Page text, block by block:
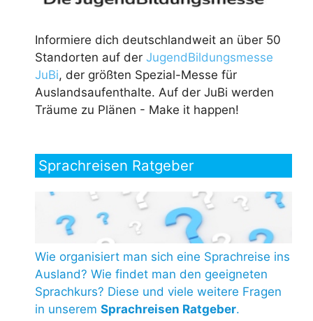
Informiere dich deutschlandweit an über 50
Standorten auf der JugendBildungsmesse
JuBi, der größten Spezial-Messe für
Auslandsaufenthalte. Auf der JuBi werden
Träume zu Plänen - Make it happen!
Sprachreisen Ratgeber
Wie organisiert man sich eine Sprachreise ins
Ausland? Wie findet man den geeigneten
Sprachkurs? Diese und viele weitere Fragen
in unserem Sprachreisen Ratgeber.